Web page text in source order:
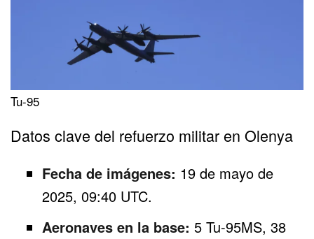
Tu-95
Datos clave del refuerzo militar en Olenya
Fecha de imágenes: 19 de mayo de
2025, 09:40 UTC.
Aeronaves en la base: 5 Tu-95MS, 38